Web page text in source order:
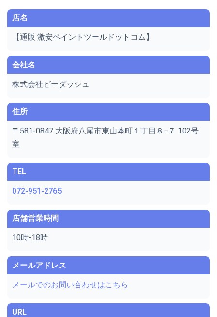
店名
【通販 激安ペイントツールドットコム】
会社名
株式会社ビーダッシュ
住所
〒581-0847 大阪府八尾市東山本町１丁目８−７ 102号
室
TEL
072-951-2765
店舗営業時間
10時-18時
メールアドレス
メールでのお問い合わせはこちら
URL